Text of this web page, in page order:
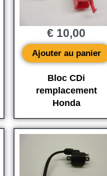
Bloc CDi
remplacement
Honda
€ 10,00
Ajouter au panier